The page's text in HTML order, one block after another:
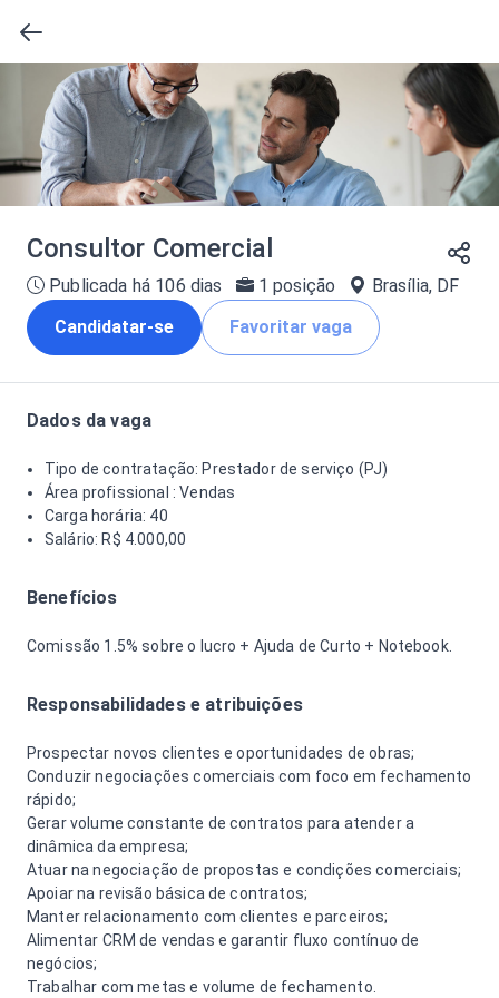
Consultor Comercial
Publicada há 106 dias 1 posição
Brasília, DF
Candidatar-se
Favoritar vaga
Dados da vaga
Tipo de contratação: Prestador de serviço (PJ)
Área profissional : Vendas
Carga horária: 40
Salário: R$ 4.000,00
Benefícios
Comissão 1.5% sobre o lucro + Ajuda de Curto + Notebook.
Responsabilidades e atribuições
Prospectar novos clientes e oportunidades de obras;
Conduzir negociações comerciais com foco em fechamento
rápido;
Gerar volume constante de contratos para atender a
dinâmica da empresa;
Atuar na negociação de propostas e condições comerciais;
Apoiar na revisão básica de contratos;
Manter relacionamento com clientes e parceiros;
Alimentar CRM de vendas e garantir fluxo contínuo de
negócios;
Trabalhar com metas e volume de fechamento.